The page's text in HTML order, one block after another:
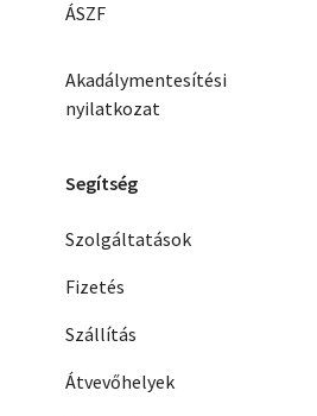
ÁSZF
Akadálymentesítési
nyilatkozat
Segítség
Szolgáltatások
Fizetés
Szállítás
Átvevőhelyek